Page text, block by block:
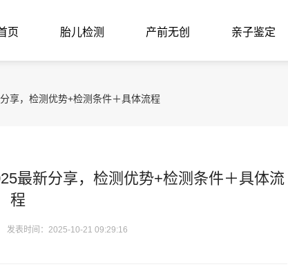
页 胎儿检测 产前无创 亲子鉴定
享，检测优势+检测条件＋具体流程
最新分享，检测优势+检测条件＋具体流
程
发表时间：2025-10-21 09:29:16